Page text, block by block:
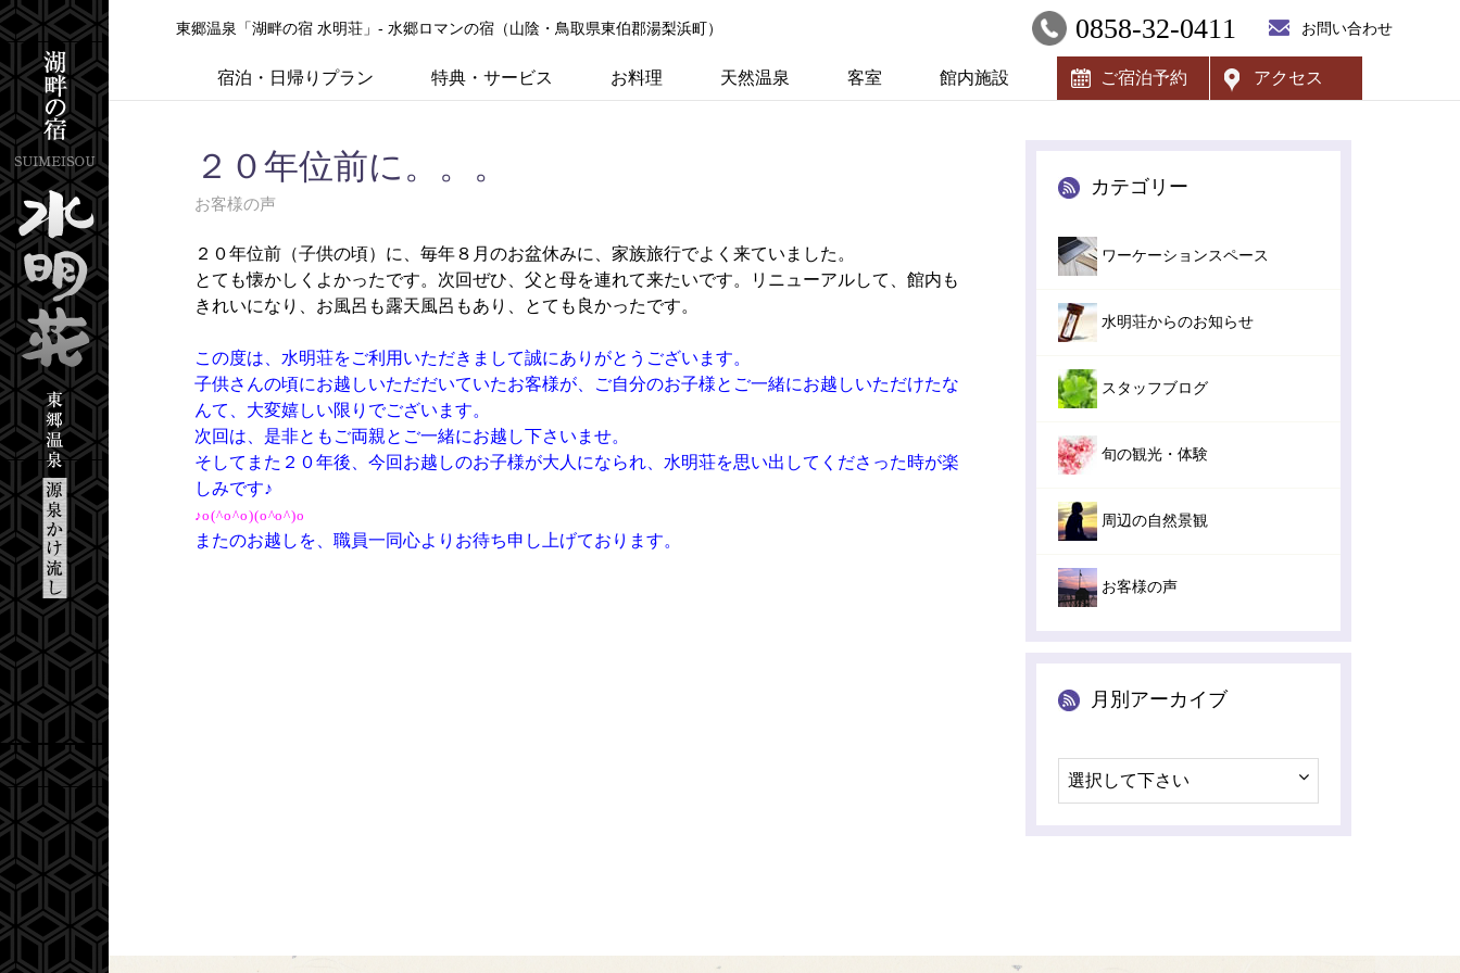
東郷温泉「湖畔の宿 水明荘」- 水郷ロマンの宿（山陰・鳥取県東伯郡湯梨浜町） 0858-32-0411 お問い合わせ
宿泊・日帰りプラン 特典・サービス お料理 天然温泉 客室 館内施設 ご宿泊予約 アクセス
２０年位前に。。。
お客様の声
２０年位前（子供の頃）に、毎年８月のお盆休みに、家族旅行でよく来ていました。
とても懐かしくよかったです。次回ぜひ、父と母を連れて来たいです。リニューアルして、館内も
きれいになり、お風呂も露天風呂もあり、とても良かったです。
この度は、水明荘をご利用いただきまして誠にありがとうございます。
子供さんの頃にお越しいただだいていたお客様が、ご自分のお子様とご一緒にお越しいただけたな
んて、大変嬉しい限りでございます。
次回は、是非ともご両親とご一緒にお越し下さいませ。
そしてまた２０年後、今回お越しのお子様が大人になられ、水明荘を思い出してくださった時が楽
しみです♪
♪o(^o^o)(o^o^)o
またのお越しを、職員一同心よりお待ち申し上げております。
カテゴリー
ワーケーションスペース
水明荘からのお知らせ
スタッフブログ
旬の観光・体験
周辺の自然景観
お客様の声
月別アーカイブ
選択して下さい